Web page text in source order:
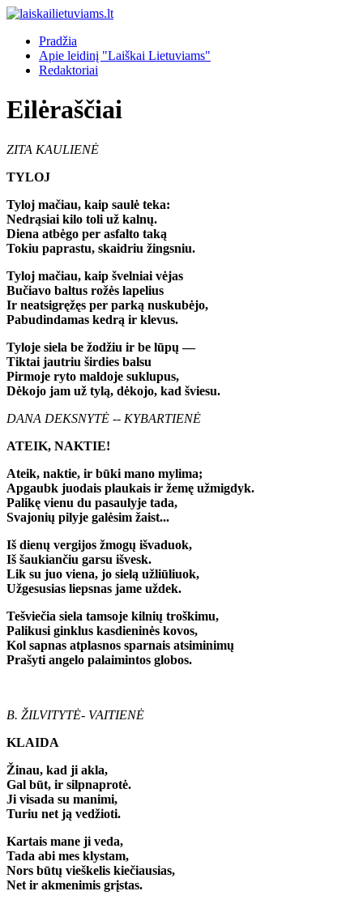
Pradžia
Apie leidinį "Laiškai Lietuviams"
Redaktoriai
Eilėraščiai
ZITA KAULIENĖ
TYLOJ
Tyloj mačiau, kaip saulė teka:
Nedrąsiai kilo toli už kalnų.
Diena atbėgo per asfalto taką
Tokiu paprastu, skaidriu žingsniu.
Tyloj mačiau, kaip švelniai vėjas
Bučiavo baltus rožės lapelius
Ir neatsigręžęs per parką nuskubėjo,
Pabudindamas kedrą ir klevus.
Tyloje siela be žodžiu ir be lūpų —
Tiktai jautriu širdies balsu
Pirmoje ryto maldoje suklupus,
Dėkojo jam už tylą, dėkojo, kad šviesu.
DANA DEKSNYTĖ -- KYBARTIENĖ
ATEIK, NAKTIE!
Ateik, naktie, ir būki mano mylima;
Apgaubk juodais plaukais ir žemę užmigdyk.
Palikę vienu du pasaulyje tada,
Svajonių pilyje galėsim žaist...
Iš dienų vergijos žmogų išvaduok,
Iš šaukiančiu garsu išvesk.
Lik su juo viena, jo sielą užliūliuok,
Užgesusias liepsnas jame uždek.
Tešviečia siela tamsoje kilnių troškimu,
Palikusi ginklus kasdieninės kovos,
Kol sapnas atplasnos sparnais atsiminimų
Prašyti angelo palaimintos globos.
B. ŽILVITYTĖ- VAITIENĖ
KLAIDA
Žinau, kad ji akla,
Gal būt, ir silpnaprotė.
Ji visada su manimi,
Turiu net ją vedžioti.
Kartais mane ji veda,
Tada abi mes klystam,
Nors būtų vieškelis kiečiausias,
Net ir akmenimis grįstas.